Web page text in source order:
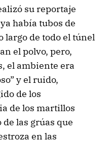
su reportaje
había tubos de
largo de todo el túnel
el polvo, pero,
el ambiente era
y el ruido,
de los
de los martillos
las grúas que
en las